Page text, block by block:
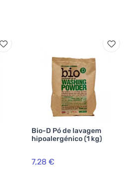
Bio-D Pó de lavagem
hipoalergénico (1 kg)
7,28 €